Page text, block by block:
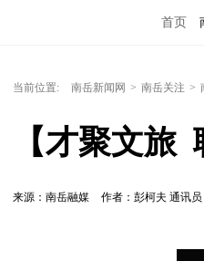
首页
当前位置: 南岳新闻网 > 南岳关注 >
【才聚文旅
来源：南岳融媒 作者：彭柯夫 通讯